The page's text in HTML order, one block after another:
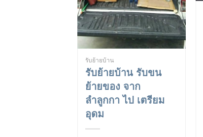
รับย้ายบ้าน
รับย้ายบ้าน รับขน
ย้ายของ จาก
ลำลูกกา ไป เตรียม
อุดม